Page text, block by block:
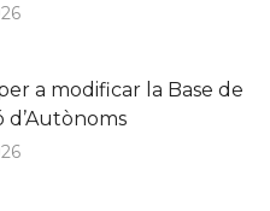
a modificar la Base de
d’Autònoms